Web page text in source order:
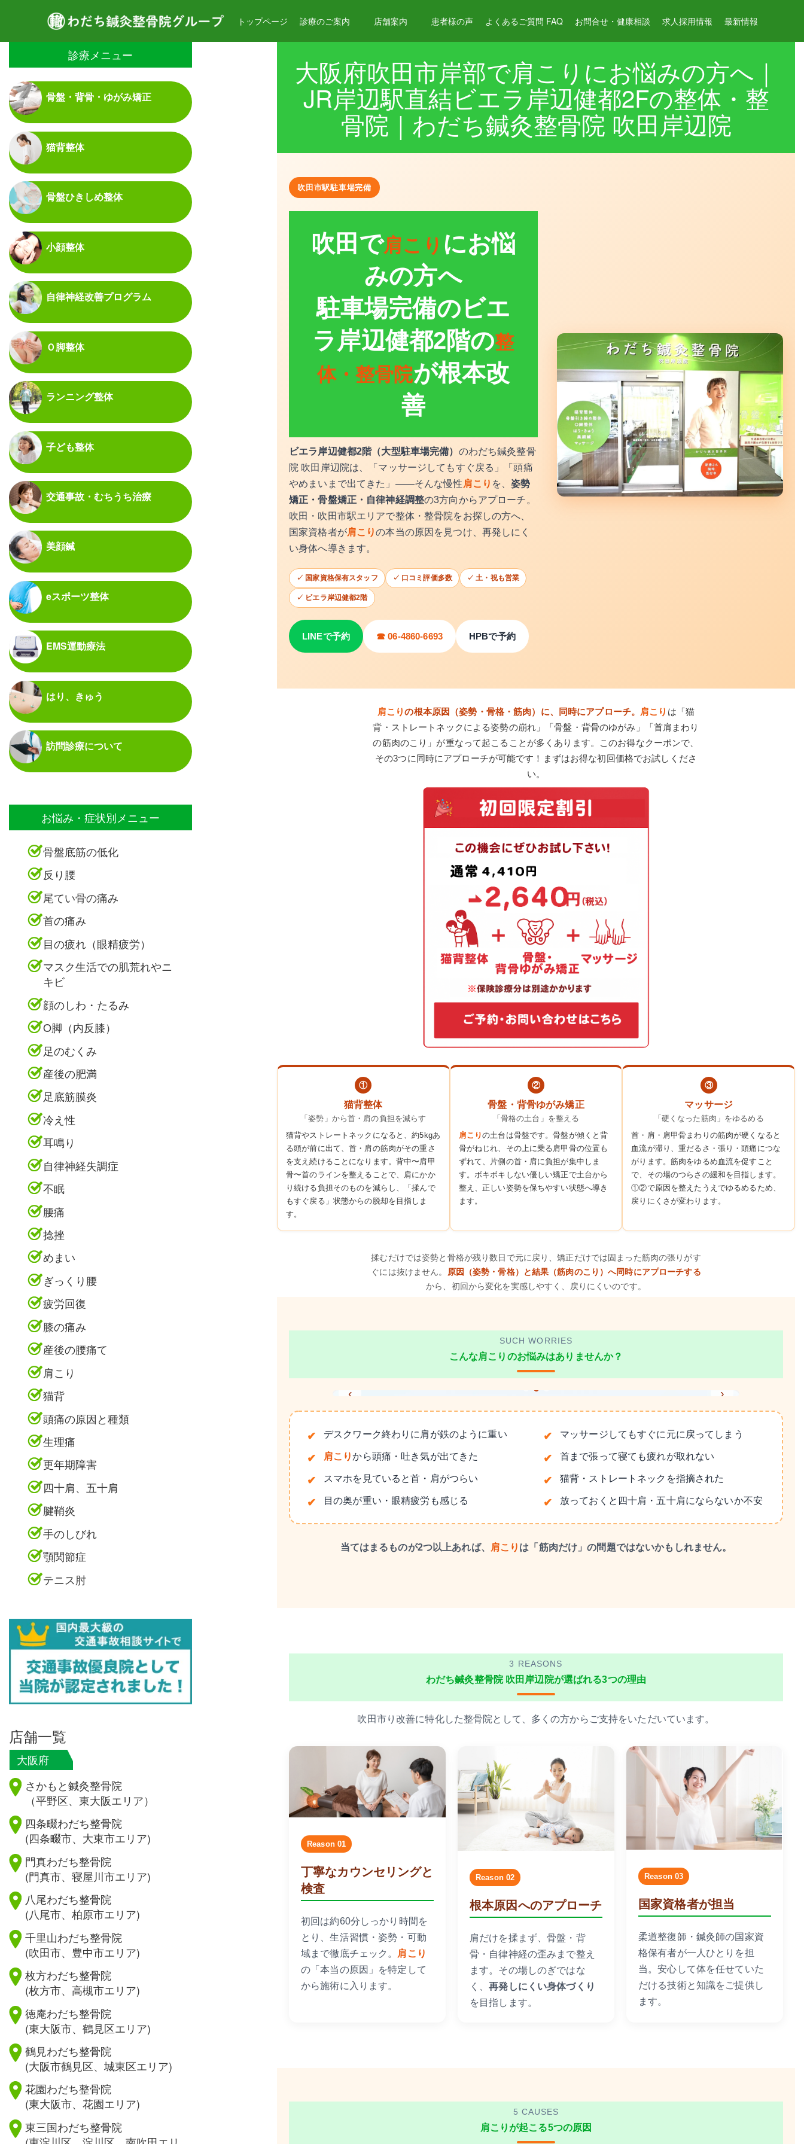
トップページ 診療のご案内 店舗案内 患者様の声 よくあるご質問 FAQ お問合せ・健康相談 求人採用情報 最新情報
大阪府吹田市岸部で肩こりにお悩みの方へ｜
JR岸辺駅直結ビエラ岸辺健都2Fの整体・整
骨院｜わだち鍼灸整骨院 吹田岸辺院
吹田市駅駐車場完備
吹田で肩こり にお悩
みの方へ
駐車場完備のビエ
ラ岸辺健都2階の整
体・整骨院が根本改
善
ビエラ岸辺健都2階（大型駐車場完備） のわだち鍼灸整骨
院 吹田岸辺院は、「マッサージしてもすぐ戻る」「頭痛
やめまいまで出てきた」——そんな慢性 肩こり を、姿勢
矯正・骨盤矯正・自律神経調整の3方向からアプローチ。
吹田・吹田市駅エリアで整体・整骨院をお探しの方へ、
国家資格者が肩こりの本当の原因を見つけ、再発しにく
い身体へ導きます。
✓ 国家資格保有スタッフ ✓ 口コミ評価多数 ✓ 土・祝も営業
✓ ビエラ岸辺健都2階
LINEで予約 ☎ 06-4860-6693 HPBで予約
肩こりの根本原因（姿勢・骨格・筋肉）に、同時にアプローチ。 肩こり は「猫
背・ストレートネックによる姿勢の崩れ」「骨盤・背骨のゆがみ」「首肩まわり
の筋肉のこり」が重なって起こることが多くあります。このお得なクーポンで、
その3つに同時にアプローチが可能です！まずはお得な初回価格でお試しくださ
い。
①
猫背整体
「姿勢」から首・肩の負担を減らす
猫背やストレートネックになると、約5kgあ
る頭が前に出て、首・肩の筋肉がその重さ
を支え続けることになります。背中〜肩甲
骨〜首のラインを整えることで、肩にかか
り続ける負担そのものを減らし、「揉んで
もすぐ戻る」状態からの脱却を目指しま
す。
②
骨盤・背骨ゆがみ矯正
「骨格の土台」を整える
肩こりの土台は骨盤です。骨盤が傾くと背
骨がねじれ、その上に乗る肩甲骨の位置も
ずれて、片側の首・肩に負担が集中しま
す。ボキボキしない優しい矯正で土台から
整え、正しい姿勢を保ちやすい状態へ導き
ます。
③
マッサージ
「硬くなった筋肉」をゆるめる
首・肩・肩甲骨まわりの筋肉が硬くなると
血流が滞り、重だるさ・張り・頭痛につな
がります。筋肉をゆるめ血流を促すこと
で、その場のつらさの緩和を目指します。
①②で原因を整えたうえでゆるめるため、
戻りにくさが変わります。
揉むだけでは姿勢と骨格が残り数日で元に戻り、矯正だけでは固まった筋肉の張りがす
ぐには抜けません。 原因（姿勢・骨格）と結果（筋肉のこり）へ同時にアプローチする
から、初回から変化を実感しやすく、戻りにくいのです。
SUCH WORRIES
こんな肩こりのお悩みはありませんか？
長時間のPC作業で首・肩が張る
‹ ›
デスクワーク終わりに肩が鉄のように重い マッサージしてもすぐに元に戻ってしまう
肩こりから頭痛・吐き気が出てきた 首まで張って寝ても疲れが取れない
スマホを見ていると首・肩がつらい 猫背・ストレートネックを指摘された
目の奥が重い・眼精疲労も感じる 放っておくと四十肩・五十肩にならないか不安
当てはまるものが2つ以上あれば、 肩こり は「筋肉だけ」の問題ではないかもしれません。
3 REASONS
わだち鍼灸整骨院 吹田岸辺院が選ばれる3つの理由
吹田市り改善に特化した整骨院として、多くの方からご支持をいただいています。
Reason 01
丁寧なカウンセリングと
検査
初回は約60分しっかり時間を
とり、生活習慣・姿勢・可動
域まで徹底チェック。 肩こり
の「本当の原因」を特定して
から施術に入ります。
Reason 02
根本原因へのアプローチ
肩だけを揉まず、骨盤・背
骨・自律神経の歪みまで整え
ます。その場しのぎではな
く、再発しにくい身体づくり
を目指します。
Reason 03
国家資格者が担当
柔道整復師・鍼灸師の国家資
格保有者が一人ひとりを担
当。安心して体を任せていた
だける技術と知識をご提供し
ます。
5 CAUSES
肩こりが起こる5つの原因
診療メニュー
骨盤・背骨・ゆがみ矯正
猫背整体
骨盤ひきしめ整体
小顔整体
自律神経改善プログラム
Ｏ脚整体
ランニング整体
子ども整体
交通事故・むちうち治療
美顔鍼
eスポーツ整体
EMS運動療法
はり、きゅう
訪問診療について
お悩み・症状別メニュー
骨盤底筋の低化
反り腰
尾てい骨の痛み
首の痛み
目の疲れ（眼精疲労）
マスク生活での肌荒れやニ
キビ
顔のしわ・たるみ
O脚（内反膝）
足のむくみ
産後の肥満
足底筋膜炎
冷え性
耳鳴り
自律神経失調症
不眠
腰痛
捻挫
めまい
ぎっくり腰
疲労回復
膝の痛み
産後の腰痛て
肩こり
猫背
頭痛の原因と種類
生理痛
更年期障害
四十肩、五十肩
腱鞘炎
手のしびれ
顎関節症
テニス肘
店舗一覧
大阪府
さかもと鍼灸整骨院
（平野区、東大阪エリア）
四条畷わだち整骨院
(四条畷市、大東市エリア)
門真わだち整骨院
(門真市、寝屋川市エリア)
八尾わだち整骨院
(八尾市、柏原市エリア)
千里山わだち整骨院
(吹田市、豊中市エリア)
枚方わだち整骨院
(枚方市、高槻市エリア)
徳庵わだち整骨院
(東大阪市、鶴見区エリア)
鶴見わだち整骨院
(大阪市鶴見区、城東区エリア)
花園わだち整骨院
(東大阪市、花園エリア)
東三国わだち整骨院